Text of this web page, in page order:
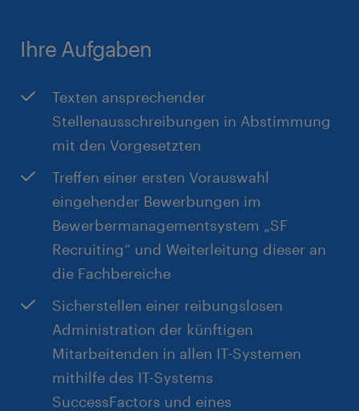
jeweiligen Fachgebiet in Verbindung mit der
Verständnis der Zusammenarbeit im HR-3-
Säulen-Modell
Sicherer Umgang mit MS Office, Kenntnisse in
SucessFactors von Vorteil
Fließende Deutsch- und Englischkenntnisse in
Wort und Schrift
Selbstständige, eigenverantwortliche,
zuverlässige und serviceorientierte cross-
Sozialkompetenz, Empathie und Teamfähigkeit
Sympathische und kundenorientierte
Persönlichkeit mit exzellenten kommunikativen
Fähigkeiten
Ihre Aufgaben
Texten ansprechender
Stellenausschreibungen in Abstimmung
mit den Vorgesetzten
Treffen einer ersten Vorauswahl
eingehender Bewerbungen im
Bewerbermanagementsystem „SF
Recruiting“ und Weiterleitung dieser an
die Fachbereiche
Sicherstellen einer reibungslosen
Administration der künftigen
Mitarbeitenden in allen IT-Systemen
mithilfe des IT-Systems
SuccessFactors und eines